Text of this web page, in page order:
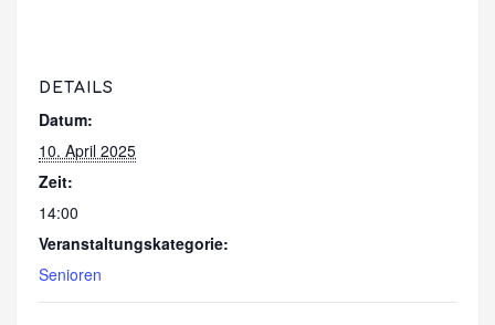
DETAILS
Datum:
10. April 2025
Zeit:
14:00
Veranstaltungskategorie:
Senioren